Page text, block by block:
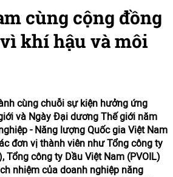
cùng cộng đồng
khí hậu và môi
cùng chuỗi sự kiện hưởng ứng
và Ngày Đại dương Thế giới năm
- Năng lượng Quốc gia Việt Nam
đơn vị thành viên như Tổng công ty
Tổng công ty Dầu Việt Nam (PVOIL)
nhiệm của doanh nghiệp năng